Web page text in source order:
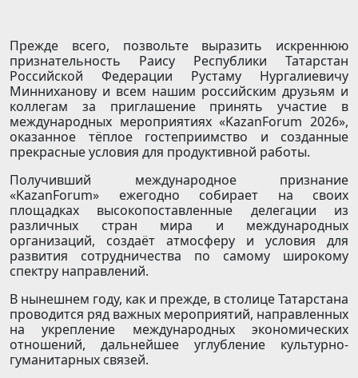
Прежде всего, позвольте выразить искреннюю
признательность Раису Республики Татарстан
Российской Федерации Рустаму Нургалиевичу
Минниханову и всем нашим российским друзьям и
коллегам за приглашение принять участие в
международных мероприятиях «KazanForum 2026»,
оказанное тёплое гостеприимство и созданные
прекрасные условия для продуктивной работы.
Получивший международное признание
«KazanForum» ежегодно собирает на своих
площадках высокопоставленные делегации из
различных стран мира и международных
организаций, создаёт атмосферу и условия для
развития сотрудничества по самому широкому
спектру направлений.
В нынешнем году, как и прежде, в столице Татарстана
проводится ряд важных мероприятий, направленных
на укрепление международных экономических
отношений, дальнейшее углуб­ление культурно-
гуманитарных связей.